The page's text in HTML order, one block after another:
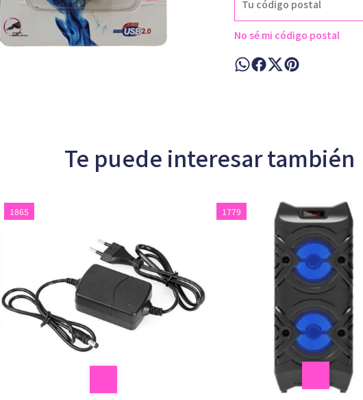
No sé mi código postal
Te puede interesar también
1865 1779